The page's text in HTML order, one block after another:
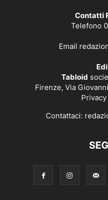
Contatti
Telefono
Email
Tabloid
Firenze, Via
Contattaci: